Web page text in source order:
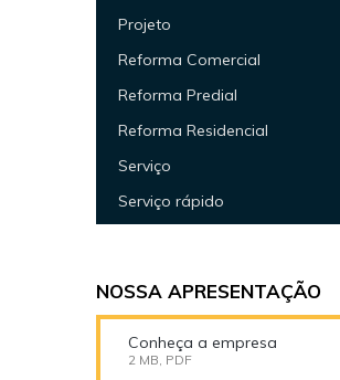
Projeto
Reforma Comercial
Reforma Predial
Reforma Residencial
Serviço
Serviço rápido
NOSSA APRESENTAÇÃO
Conheça a empresa
2 MB, PDF